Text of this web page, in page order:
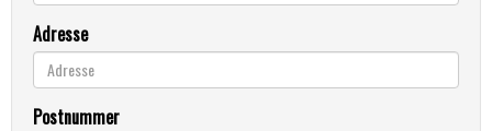
Adresse
Postnummer